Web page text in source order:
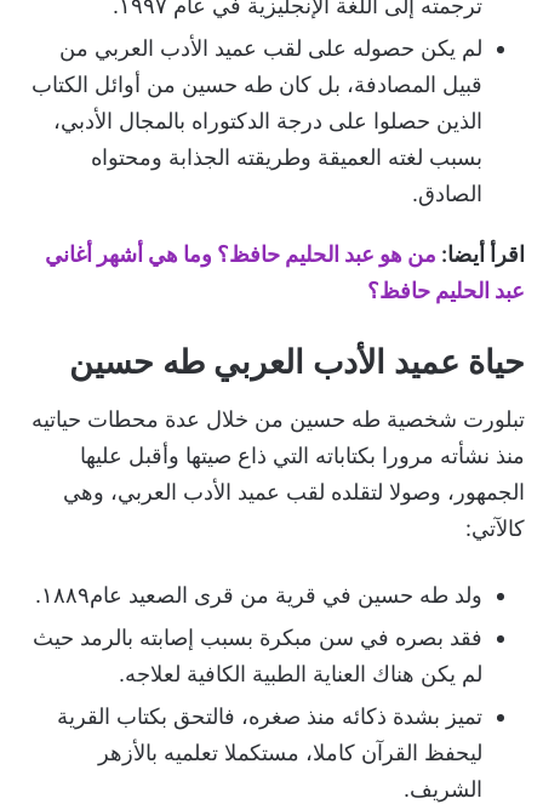
ترجمته إلى اللغة الإنجليزية في عام ١٩٩٧.
لم يكن حصوله على لقب عميد الأدب العربي من
قبيل المصادفة، بل كان طه حسين من أوائل الكتاب
الذين حصلوا على درجة الدكتوراه بالمجال الأدبي،
بسبب لغته العميقة وطريقته الجذابة ومحتواه
الصادق.
اقرأ أيضا: من هو عبد الحليم حافظ؟ وما هي أشهر أغاني
عبد الحليم حافظ؟
حياة عميد الأدب العربي طه حسين
تبلورت شخصية طه حسين من خلال عدة محطات حياتيه
منذ نشأته مرورا بكتاباته التي ذاع صيتها وأقبل عليها
الجمهور، وصولا لتقلده لقب عميد الأدب العربي، وهي
كالآتي:
ولد طه حسين في قرية من قرى الصعيد عام١٨٨٩.
فقد بصره في سن مبكرة بسبب إصابته بالرمد حيث
لم يكن هناك العناية الطبية الكافية لعلاجه.
تميز بشدة ذكائه منذ صغره، فالتحق بكتاب القرية
ليحفظ القرآن كاملا، مستكملا تعلميه بالأزهر
الشريف.